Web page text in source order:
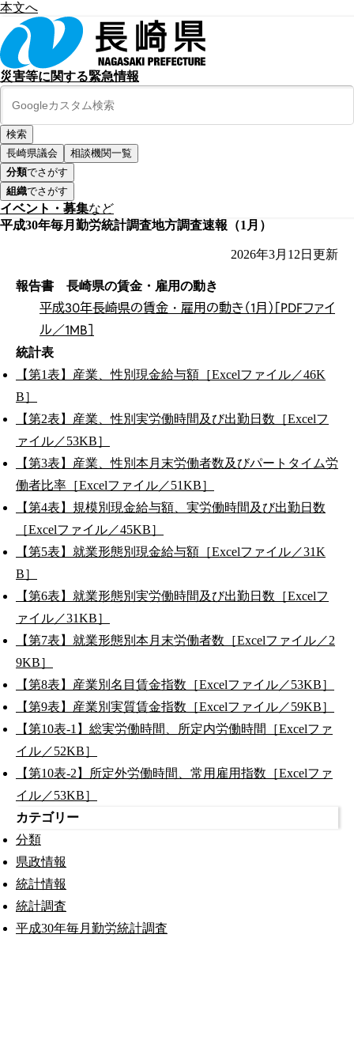
本文へ
災害等に関する緊急情報
長崎県議会
相談機関一覧
分類でさがす
組織でさがす
イベント・募集など
平成30年毎月勤労統計調査地方調査速報（1月）
2026年3月12日 更新
報告書 長崎県の賃金・雇用の動き
平成30年長崎県の賃金・雇用の動き（1月）［PDFファイ
ル／1MB］
統計表
【第1表】産業、性別現金給与額［Excelファイル／46K
B］
【第2表】産業、性別実労働時間及び出勤日数［Excelフ
ァイル／53KB］
【第3表】産業、性別本月末労働者数及びパートタイム労
働者比率［Excelファイル／51KB］
【第4表】規模別現金給与額、実労働時間及び出勤日数
［Excelファイル／45KB］
【第5表】就業形態別現金給与額［Excelファイル／31K
B］
【第6表】就業形態別実労働時間及び出勤日数［Excelフ
ァイル／31KB］
【第7表】就業形態別本月末労働者数［Excelファイル／2
9KB］
【第8表】産業別名目賃金指数［Excelファイル／53KB］
【第9表】産業別実質賃金指数［Excelファイル／59KB］
【第10表-1】総実労働時間、所定内労働時間［Excelファ
イル／52KB］
【第10表-2】所定外労働時間、常用雇用指数［Excelファ
イル／53KB］
カテゴリー
分類
県政情報
統計情報
統計調査
平成30年毎月勤労統計調査